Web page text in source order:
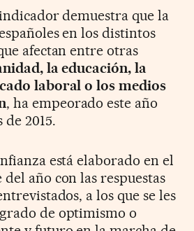
demuestra que la
en los distintos
afectan entre otras
la educación, la
laboral o los medios
, ha empeorado este año
2015.
está elaborado en el
año con las respuestas
a los que se les
de optimismo o